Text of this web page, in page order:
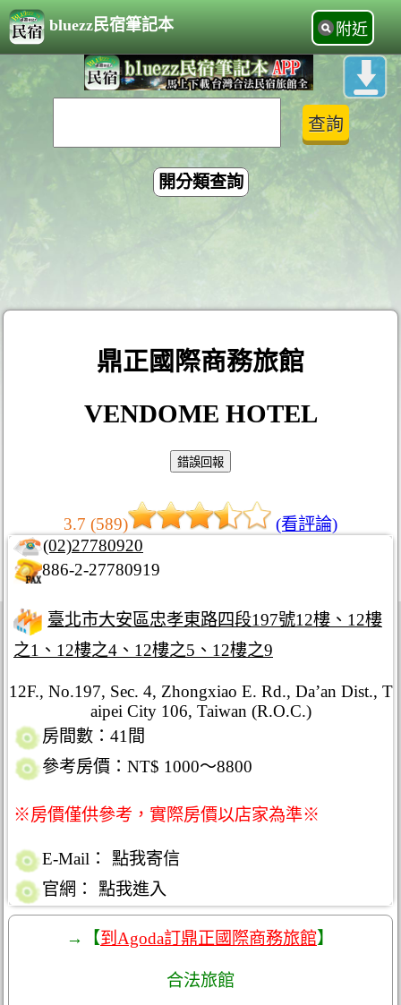
bluezz民宿筆記本 附近
開分類查詢
鼎正國際商務旅館
VENDOME HOTEL
3.7 (589)
(看評論)
(02)27780920
886-2-27780919
臺北市大安區忠孝東路四段197號12樓、12樓
之1、12樓之4、12樓之5、12樓之9
12F., No.197, Sec. 4, Zhongxiao E. Rd., Da’an Dist., T
aipei City 106, Taiwan (R.O.C.)
房間數：41間
參考房價：NT$ 1000～8800
※房價僅供參考，實際房價以店家為準※
E-Mail：
點我寄信
官網：
點我進入
→【到Agoda訂鼎正國際商務旅館】
合法旅館